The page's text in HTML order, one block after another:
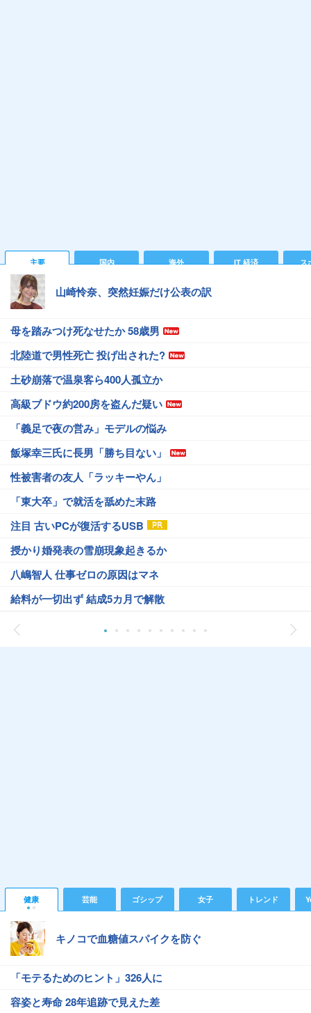
主要 国内 海外 IT 経済 ス
山崎怜奈、突然妊娠だけ公表の訳
母を踏みつけ死なせたか 58歳男
北陸道で男性死亡 投げ出された?
土砂崩落で温泉客ら400人孤立か
高級ブドウ約200房を盗んだ疑い
「義足で夜の営み」モデルの悩み
飯塚幸三氏に長男「勝ち目ない」
性被害者の友人「ラッキーやん」
「東大卒」で就活を舐めた末路
注目 古いPCが復活するUSB
授かり婚発表の雪崩現象起きるか
八嶋智人 仕事ゼロの原因はマネ
給料が一切出ず 結成5カ月で解散
健康 芸能 ゴシップ 女子 トレンド
キノコで血糖値スパイクを防ぐ
「モテるためのヒント」326人に
容姿と寿命 28年追跡で見えた差